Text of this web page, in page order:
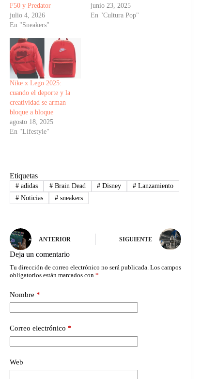
F50 y Predator
julio 4, 2026
En "Sneakers"
junio 23, 2025
En "Cultura Pop"
Nike x Lego 2025:
cuando el deporte y la
creatividad se arman
bloque a bloque
agosto 18, 2025
En "Lifestyle"
Etiquetas
#adidas #Brain Dead # Disney # Lanzamiento
#Noticias #sneakers
ANTERIOR SIGUIENTE
Deja un comentario
Tu dirección de correo electrónico no será publicada. Los campos
obligatorios están marcados con *
Nombre *
Correo electrónico *
Web